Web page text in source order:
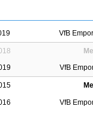
VfB
VfB
VfB